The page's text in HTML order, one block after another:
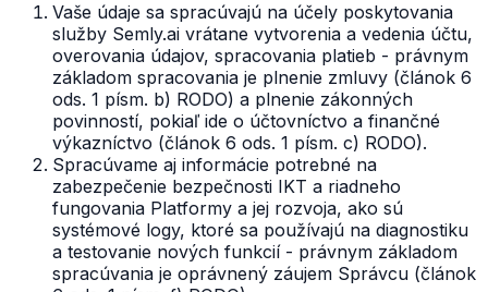
Vaše údaje sa spracúvajú na účely poskytovania
služby Semly.ai vrátane vytvorenia a vedenia účtu,
overovania údajov, spracovania platieb - právnym
základom spracovania je plnenie zmluvy (článok 6
ods. 1 písm. b) RODO) a plnenie zákonných
povinností, pokiaľ ide o účtovníctvo a finančné
výkazníctvo (článok 6 ods. 1 písm. c) RODO).
Spracúvame aj informácie potrebné na
zabezpečenie bezpečnosti IKT a riadneho
fungovania Platformy a jej rozvoja, ako sú
systémové logy, ktoré sa používajú na diagnostiku
a testovanie nových funkcií - právnym základom
spracúvania je oprávnený záujem Správcu (článok